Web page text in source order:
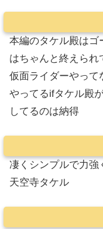
本編のタケル殿はゴ
はちゃんと終えら
仮面ライダーやって
やってるifタケル殿
してるのは納得
凄くシンプルで力強
天空寺タケル